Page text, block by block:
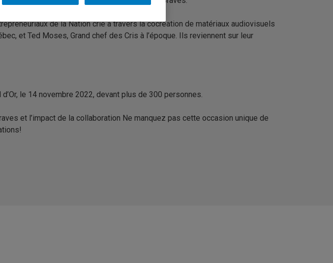
de la Nation crie à travers la cocréation de matériaux audiovisuels
et Ted Moses, Grand chef des Cris à l’époque. Ils reviennent sur leur
le 14 novembre 2022, devant plus de 300 personnes.
et l’impact de la collaboration Ne manquez pas cette occasion unique de